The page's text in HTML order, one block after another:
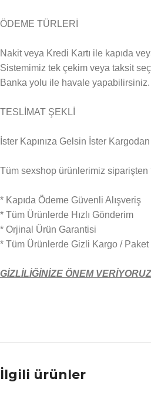
ÖDEME TÜRLERİ
Nakit veya Kredi Kartı ile kapıda
Sistemimiz tek çekim veya taksit
Banka yolu ile havale yapabilirsiniz.
TESLİMAT ŞEKLİ
İster Kapınıza Gelsin İster Kargodan
Tüm sexshop ürünlerimiz siparişten
* Kapıda Ödeme Güvenli Alışveriş
* Tüm Ürünlerde Hızlı Gönderim
* Orjinal Ürün Garantisi
* Tüm Ürünlerde Gizli Kargo / Paket
GİZLİLİĞİNİZE ÖNEM VERİYORUZ
İlgili ürünler